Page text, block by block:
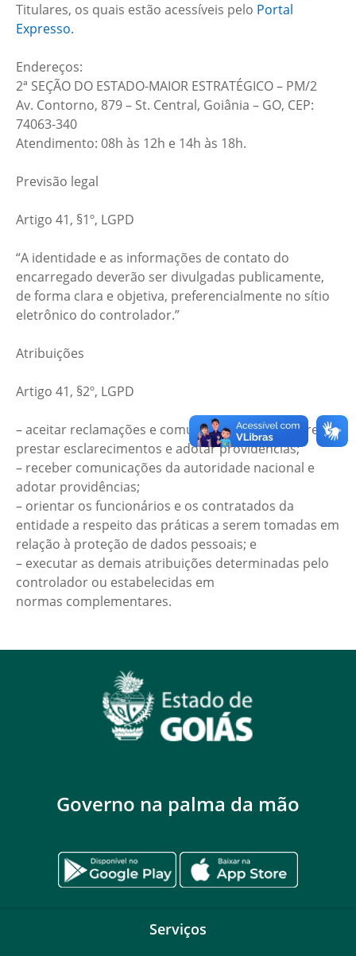
Titulares, os quais estão acessíveis pelo Portal
Expresso.
Endereços:
2ª SEÇÃO DO ESTADO-MAIOR ESTRATÉGICO – PM/2
Av. Contorno, 879 – St. Central, Goiânia – GO, CEP:
74063-340
Atendimento: 08h às 12h e 14h às 18h.
Previsão legal
Artigo 41, §1º, LGPD
“A identidade e as informações de contato do
encarregado deverão ser divulgadas publicamente,
de forma clara e objetiva, preferencialmente no sítio
eletrônico do controlador.”
Atribuições
Artigo 41, §2º, LGPD
– aceitar reclamações e comunicações dos titulares,
prestar esclarecimentos e adotar providências;
– receber comunicações da autoridade nacional e
adotar providências;
– orientar os funcionários e os contratados da
entidade a respeito das práticas a serem tomadas em
relação à proteção de dados pessoais; e
– executar as demais atribuições determinadas pelo
controlador ou estabelecidas em
normas complementares.
Governo na palma da mão
Serviços